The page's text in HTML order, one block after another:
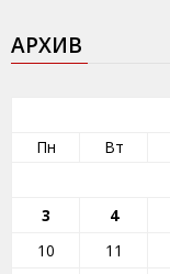
АРХИВ
Пн
Вт
3
4
10
11